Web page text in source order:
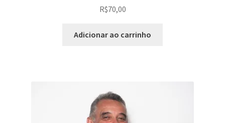
R$70,00
Adicionar ao carrinho